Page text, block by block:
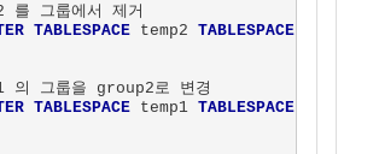
그룹에서 제거
TABLESPACE temp2 TABLESPACE GROUP
의 그룹을 group2로 변경
TABLESPACE temp1 TABLESPACE GROUP